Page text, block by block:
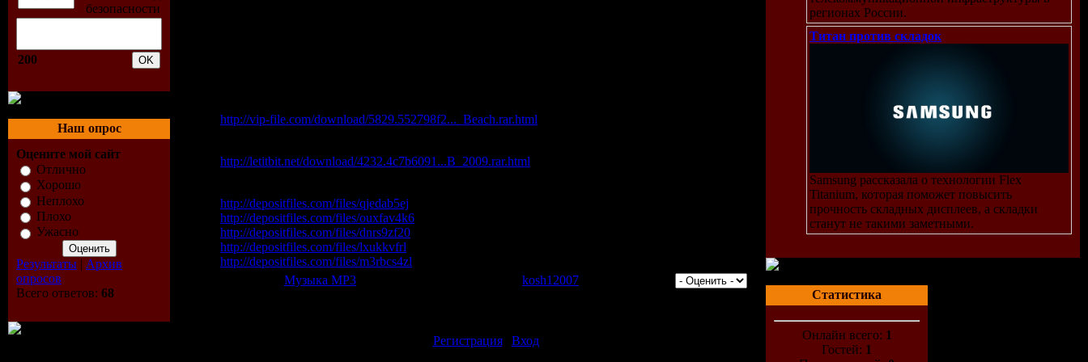
200
Наш опрос
Оцените мой сайт
Отлично
Хорошо
Неплохо
Плохо
Ужасно
Результаты | Архив
опросов
Всего ответов: 68
http://vip-file.com/download/5829.552798f2..._Beach.rar.html
http://letitbit.net/download/4232.4c7b6091...B_2009.rar.html
http://depositfiles.com/files/qjedab5ej
http://depositfiles.com/files/ouxfav4k6
http://depositfiles.com/files/dnrs9zf20
http://depositfiles.com/files/lxukkvfrl
http://depositfiles.com/files/m3rbcs4zl
Музыка МР3 kosh12007
Регистрация| Вход]
регионах России.
Титан против складок
Samsung рассказала о технологии Flex
Titanium, которая поможет повысить
прочность складных дисплеев, а складки
станут не такими заметными.
Статистика
Онлайн всего: 1
Гостей: 1